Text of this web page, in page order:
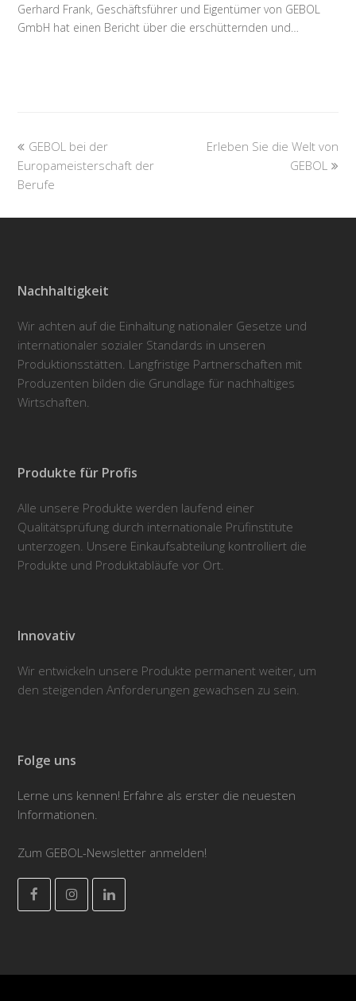
Gerhard Frank, Geschäftsführer und Eigentümer von GEBOL
GmbH hat einen Bericht über die erschütternden und…
previous
post:
GEBOL bei der
Europameisterschaft der
Berufe
next
Erleben Sie die Welt von
GEBOL
Nachhaltigkeit
Wir achten auf die Einhaltung nationaler Gesetze und
internationaler sozialer Standards in unseren
Produktionsstätten. Langfristige Partnerschaften mit
Produzenten bilden die Grundlage für nachhaltiges
Wirtschaften.
Produkte für Profis
Alle unsere Produkte werden laufend einer
Qualitätsprüfung durch internationale Prüfinstitute
unterzogen. Unsere Einkaufsabteilung kontrolliert die
Produkte und Produktabläufe vor Ort.
Innovativ
Wir entwickeln unsere Produkte permanent weiter, um
den steigenden Anforderungen gewachsen zu sein.
Folge uns
Lerne uns kennen! Erfahre als erster die neuesten
Informationen.
Zum GEBOL-Newsletter anmelden!
FacebookInstagramLinkedIn